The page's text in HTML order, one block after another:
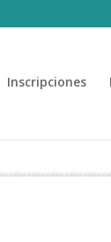
Inscripciones